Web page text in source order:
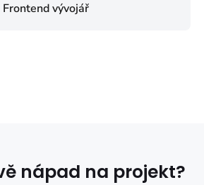
Frontend vývojář
nápad na projekt?